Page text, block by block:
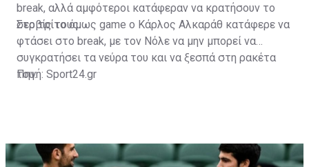
break, αλλά αμφότεροι κατάφεραν να κρατήσουν το
σερβίς τους.
Στο τρίτο όμως game ο Κάρλος Αλκαράθ κατάφερε να
φτάσει στο break, με τον Νόλε να μην μπορεί να
συγκρατήσει τα νεύρα του και να ξεσπά στη ρακέτα
του.
Πηγή: Sport24.gr